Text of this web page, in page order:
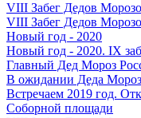
VIII Забег Дедов
VIII Забег Дедов
Новый год - 2020
Новый год - 2020. IX
Главный Дед Мороз
В ожидании Деда
Встречаем 2019 год.
Соборной площади